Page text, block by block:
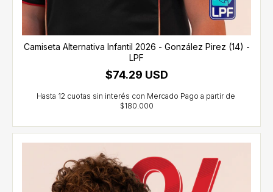
Camiseta Alternativa Infantil 2026 - González Pirez (14) -
LPF
$74.29 USD